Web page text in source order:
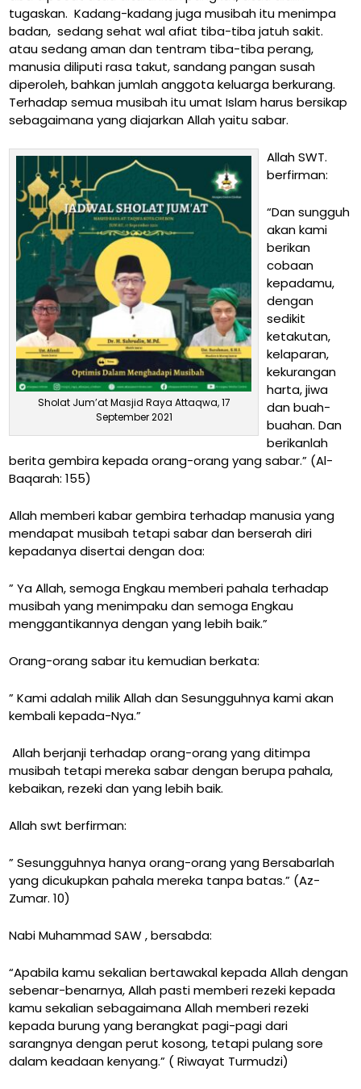
tugaskan. Kadang-kadang juga musibah itu menimpa
badan, sedang sehat wal afiat tiba-tiba jatuh sakit.
atau sedang aman dan tentram tiba-tiba perang,
manusia diliputi rasa takut, sandang pangan susah
diperoleh, bahkan jumlah anggota keluarga berkurang.
Terhadap semua musibah itu umat Islam harus bersikap
sebagaimana yang diajarkan Allah yaitu sabar.
Sholat Jum’at Masjid Raya Attaqwa, 17
September 2021
Allah SWT.
berfirman:
“Dan sungguh
akan kami
berikan
cobaan
kepadamu,
dengan
sedikit
ketakutan,
kelaparan,
kekurangan
harta, jiwa
dan buah-
buahan. Dan
berikanlah
berita gembira kepada orang-orang yang sabar.” (Al-
Baqarah: 155)
Allah memberi kabar gembira terhadap manusia yang
mendapat musibah tetapi sabar dan berserah diri
kepadanya disertai dengan doa:
” Ya Allah, semoga Engkau memberi pahala terhadap
musibah yang menimpaku dan semoga Engkau
menggantikannya dengan yang lebih baik.”
Orang-orang sabar itu kemudian berkata:
” Kami adalah milik Allah dan Sesungguhnya kami akan
kembali kepada-Nya.”
Allah berjanji terhadap orang-orang yang ditimpa
musibah tetapi mereka sabar dengan berupa pahala,
kebaikan, rezeki dan yang lebih baik.
Allah swt berfirman:
” Sesungguhnya hanya orang-orang yang Bersabarlah
yang dicukupkan pahala mereka tanpa batas.” (Az-
Zumar. 10)
Nabi Muhammad SAW , bersabda:
“Apabila kamu sekalian bertawakal kepada Allah dengan
sebenar-benarnya, Allah pasti memberi rezeki kepada
kamu sekalian sebagaimana Allah memberi rezeki
kepada burung yang berangkat pagi-pagi dari
sarangnya dengan perut kosong, tetapi pulang sore
dalam keadaan kenyang.” ( Riwayat Turmudzi)